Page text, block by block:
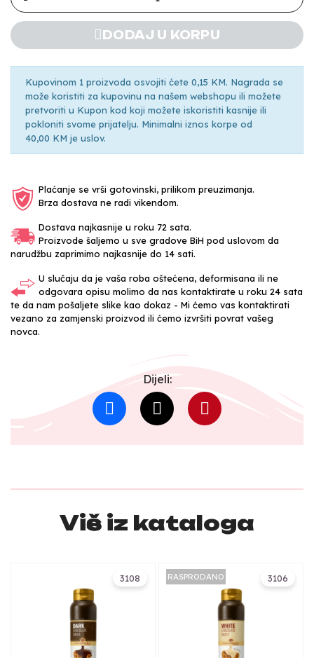
DODAJ U KORPU
Kupovinom 1 proizvoda osvojiti ćete 0,15 KM. Nagrada se
može koristiti za kupovinu na našem webshopu ili možete
pretvoriti u Kupon kod koji možete iskoristiti kasnije ili
pokloniti svome prijatelju. Minimalni iznos korpe od
40,00 KM je uslov.
Plaćanje se vrši gotovinski, prilikom preuzimanja.
Brza dostava ne radi vikendom.
Dostava najkasnije u roku 72 sata.
Proizvode šaljemo u sve gradove BiH pod uslovom da
narudžbu zaprimimo najkasnije do 14 sati.
U slučaju da je vaša roba oštećena, deformisana ili ne
odgovara opisu molimo da nas kontaktirate u roku 24 sata
te da nam pošaljete slike kao dokaz - Mi ćemo vas kontaktirati
vezano za zamjenski proizvod ili ćemo izvršiti povrat vašeg
novca.
Dijeli:
Više iz kataloga
3108 3106
RASPRODANO